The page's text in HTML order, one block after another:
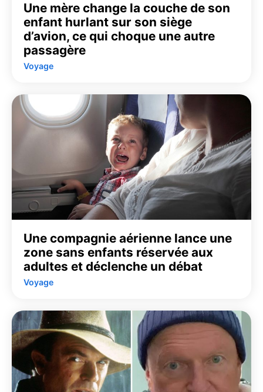
Une mère change la couche de son
enfant hurlant sur son siège
d’avion, ce qui choque une autre
passagère
Voyage
Une compagnie aérienne lance une
zone sans enfants réservée aux
adultes et déclenche un débat
Voyage